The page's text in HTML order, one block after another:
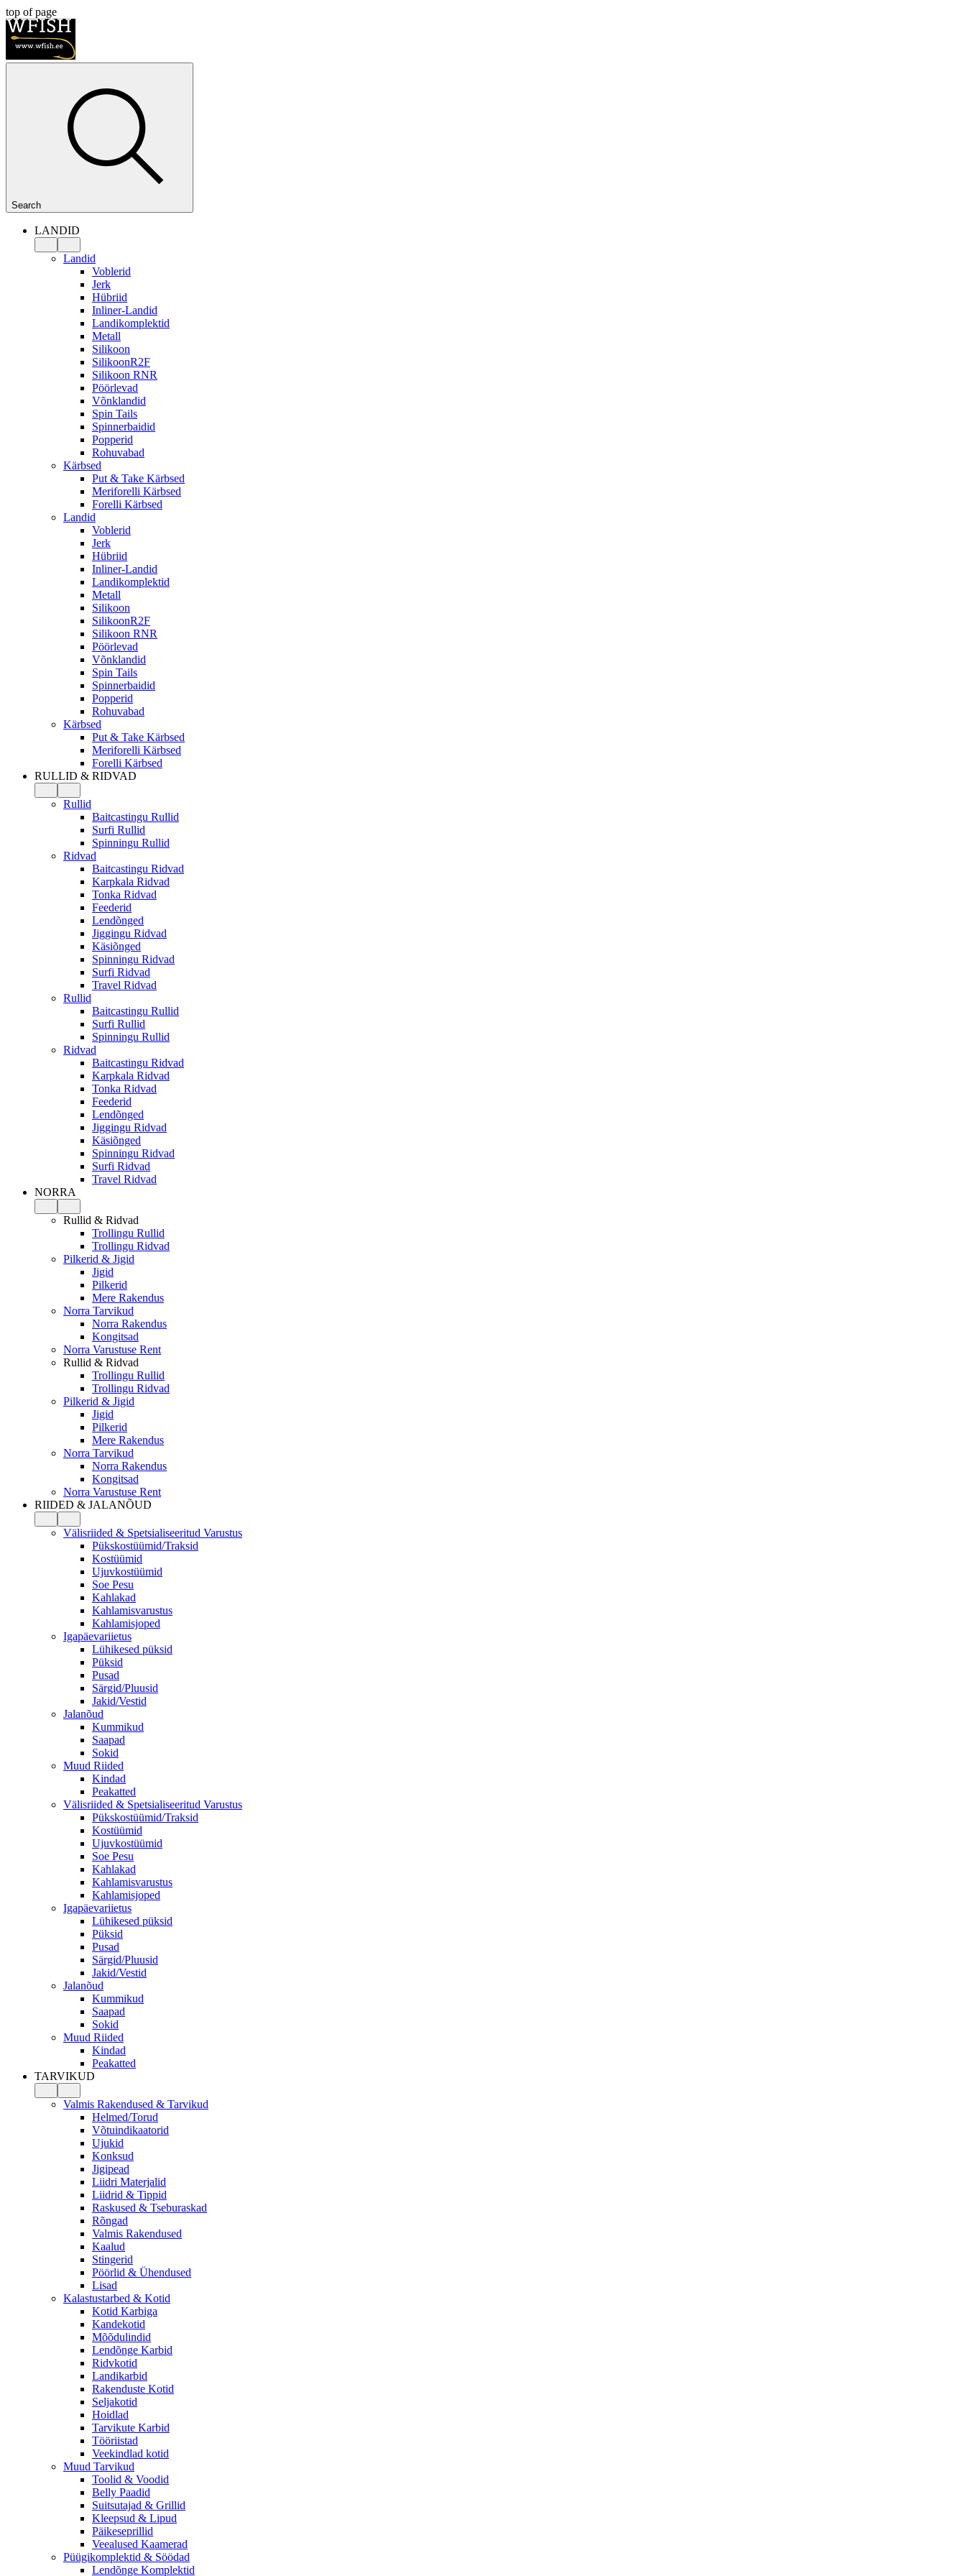
top of page
Search
LANDID
Landid
Voblerid
Jerk
Hübriid
Inliner-Landid
Landikomplektid
Metall
Silikoon
SilikoonR2F
Silikoon RNR
Pöörlevad
Võnklandid
Spin Tails
Spinnerbaidid
Popperid
Rohuvabad
Kärbsed
Put & Take Kärbsed
Meriforelli Kärbsed
Forelli Kärbsed
Landid
Voblerid
Jerk
Hübriid
Inliner-Landid
Landikomplektid
Metall
Silikoon
SilikoonR2F
Silikoon RNR
Pöörlevad
Võnklandid
Spin Tails
Spinnerbaidid
Popperid
Rohuvabad
Kärbsed
Put & Take Kärbsed
Meriforelli Kärbsed
Forelli Kärbsed
RULLID & RIDVAD
Rullid
Baitcastingu Rullid
Surfi Rullid
Spinningu Rullid
Ridvad
Baitcastingu Ridvad
Karpkala Ridvad
Tonka Ridvad
Feederid
Lendõnged
Jiggingu Ridvad
Käsiõnged
Spinningu Ridvad
Surfi Ridvad
Travel Ridvad
Rullid
Baitcastingu Rullid
Surfi Rullid
Spinningu Rullid
Ridvad
Baitcastingu Ridvad
Karpkala Ridvad
Tonka Ridvad
Feederid
Lendõnged
Jiggingu Ridvad
Käsiõnged
Spinningu Ridvad
Surfi Ridvad
Travel Ridvad
NORRA
Rullid & Ridvad
Trollingu Rullid
Trollingu Ridvad
Pilkerid & Jigid
Jigid
Pilkerid
Mere Rakendus
Norra Tarvikud
Norra Rakendus
Kongitsad
Norra Varustuse Rent
Rullid & Ridvad
Trollingu Rullid
Trollingu Ridvad
Pilkerid & Jigid
Jigid
Pilkerid
Mere Rakendus
Norra Tarvikud
Norra Rakendus
Kongitsad
Norra Varustuse Rent
RIIDED & JALANÕUD
Välisriided & Spetsialiseeritud Varustus
Pükskostüümid/Traksid
Kostüümid
Ujuvkostüümid
Soe Pesu
Kahlakad
Kahlamisvarustus
Kahlamisjoped
Igapäevariietus
Lühikesed püksid
Püksid
Pusad
Särgid/Pluusid
Jakid/Vestid
Jalanõud
Kummikud
Saapad
Sokid
Muud Riided
Kindad
Peakatted
Välisriided & Spetsialiseeritud Varustus
Pükskostüümid/Traksid
Kostüümid
Ujuvkostüümid
Soe Pesu
Kahlakad
Kahlamisvarustus
Kahlamisjoped
Igapäevariietus
Lühikesed püksid
Püksid
Pusad
Särgid/Pluusid
Jakid/Vestid
Jalanõud
Kummikud
Saapad
Sokid
Muud Riided
Kindad
Peakatted
TARVIKUD
Valmis Rakendused & Tarvikud
Helmed/Torud
Võtuindikaatorid
Ujukid
Konksud
Jigipead
Liidri Materjalid
Liidrid & Tippid
Raskused & Tseburaskad
Rõngad
Valmis Rakendused
Kaalud
Stingerid
Pöörlid & Ühendused
Lisad
Kalastustarbed & Kotid
Kotid Karbiga
Kandekotid
Mõõdulindid
Lendõnge Karbid
Ridvkotid
Landikarbid
Rakenduste Kotid
Seljakotid
Hoidlad
Tarvikute Karbid
Tööriistad
Veekindlad kotid
Muud Tarvikud
Toolid & Voodid
Belly Paadid
Suitsutajad & Grillid
Kleepsud & Lipud
Päikeseprillid
Veealused Kaamerad
Püügikomplektid & Söödad
Lendõnge Komplektid